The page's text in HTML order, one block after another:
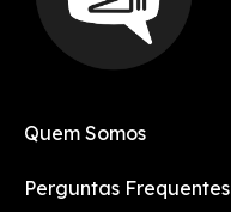
Quem Somos
Perguntas Frequentes